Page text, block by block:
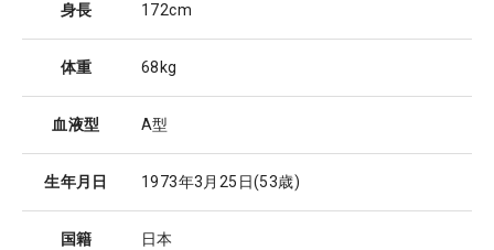
身長 172cm
体重 68kg
血液型 A型
生年月日 1973年3月25日(53歳)
国籍 日本